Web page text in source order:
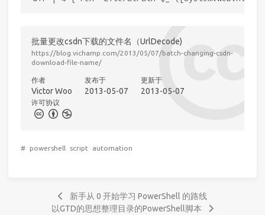
批量更改csdn下载的文件名（UrlDecode)
https://blog.vichamp.com/2013/05/07/batch-changing-csdn-
download-file-name/
作者
Victor Woo
发布于
2013-05-07
更新于
2013-05-07
许可协议
# powershell script automation
新手从 0 开始学习 PowerShell 的路线
以GTD的思想整理目录的PowerShell脚本